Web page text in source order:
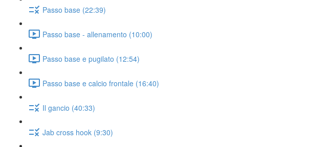
Passo base (22:39)
Passo base - allenamento (10:00)
Passo base e pugilato (12:54)
Passo base e calcio frontale (16:40)
Il gancio (40:33)
Jab cross hook (9:30)